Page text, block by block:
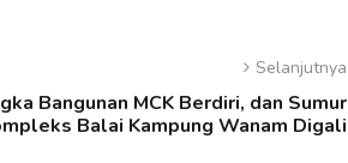
Selanjutnya
Bangunan MCK Berdiri, dan Sumur
Balai Kampung Wanam Digali